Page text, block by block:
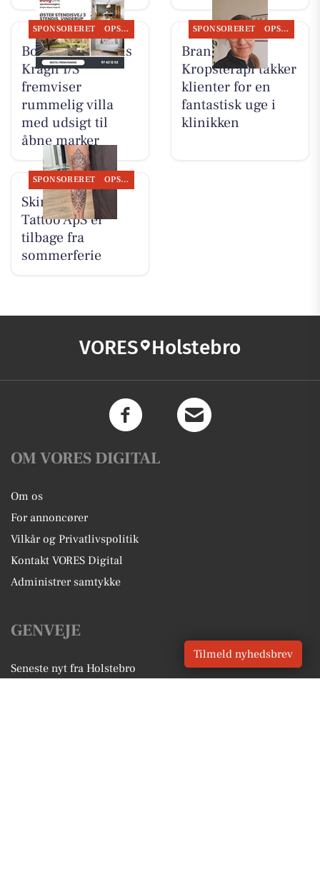
SPONSORERET OPSLAGSTAVLEN
BoligOne Mogens
Kragh I/S
fremviser
rummelig villa
med udsigt til
åbne marker
SPONSORERET OPSLAGSTAVLEN
Brandsborgs
Kropsterapi takker
klienter for en
fantastisk uge i
klinikken
SPONSORERET OPSLAGSTAVLEN
Skin & Colors
Tattoo ApS er
tilbage fra
sommerferie
VORES Holstebro
OM VORES DIGITAL
Om os
For annoncører
Vilkår og Privatlivspolitik
Kontakt VORES Digital
Administrer samtykke
GENVEJE
Seneste nyt fra Holstebro
Tilmeld nyhedsbrev